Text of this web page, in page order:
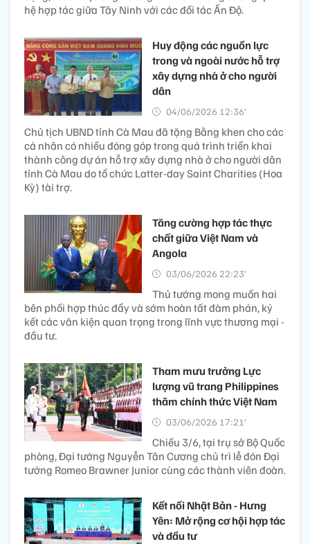
hệ hợp tác giữa Tây Ninh với các đối tác Ấn Độ.
Huy động các nguồn lực
trong và ngoài nước hỗ trợ
xây dựng nhà ở cho người
dân
04/06/2026 12:36’
Chủ tịch UBND tỉnh Cà Mau đã tặng Bằng khen cho các
cá nhân có nhiều đóng góp trong quá trình triển khai
thành công dự án hỗ trợ xây dựng nhà ở cho người dân
tỉnh Cà Mau do tổ chức Latter-day Saint Charities (Hoa
Kỳ) tài trợ.
Tăng cường hợp tác thực
chất giữa Việt Nam và
Angola
03/06/2026 22:23’
Thủ tướng mong muốn hai
bên phối hợp thúc đẩy và sớm hoàn tất đàm phán, ký
kết các văn kiện quan trọng trong lĩnh vực thương mại -
đầu tư.
Tham mưu trưởng Lực
lượng vũ trang Philippines
thăm chính thức Việt Nam
03/06/2026 17:21’
Chiều 3/6, tại trụ sở Bộ Quốc
phòng, Đại tướng Nguyễn Tân Cương chủ trì lễ đón Đại
tướng Romeo Brawner Junior cùng các thành viên đoàn.
Kết nối Nhật Bản - Hưng
Yên: Mở rộng cơ hội hợp tác
và đầu tư